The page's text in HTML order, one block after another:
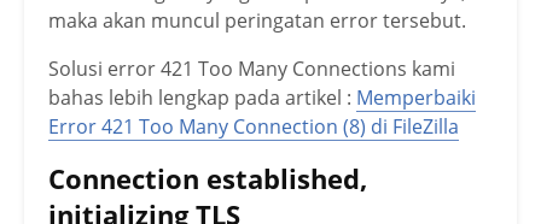
maka akan muncul peringatan error tersebut.
Solusi error 421 Too Many Connections kami
bahas lebih lengkap pada artikel : Memperbaiki
Error 421 Too Many Connection (8) di FileZilla
Connection established,
initializing TLS